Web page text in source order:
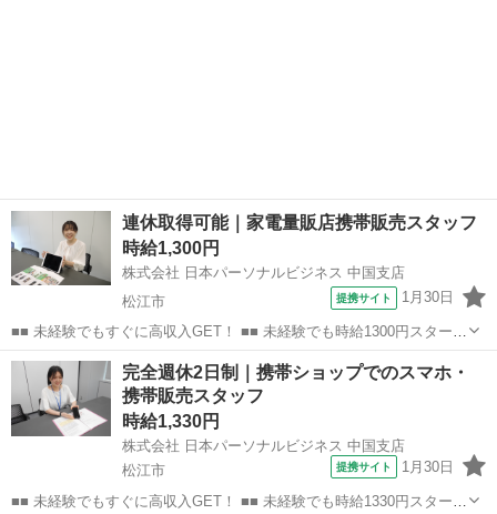
連休取得可能｜家電量販店携帯販売スタッフ
時給1,300円
株式会社 日本パーソナルビジネス 中国支店
松江市
提携サイト 1月30日
■■ 未経験でもすぐに高収入GET！ ■■ 未経験でも時給1300円スタート
なので、すぐに高収入!! 社員登用制度もあるので、ゆくゆくは社員に
なんてキャリアアップも目指せます!! ■■ 来社不要！カンタン電話登
録!! ■■...
島根 松江市 店長
完全週休2日制｜携帯ショップでのスマホ・
携帯販売スタッフ
時給1,330円
株式会社 日本パーソナルビジネス 中国支店
松江市
提携サイト 1月30日
■■ 未経験でもすぐに高収入GET！ ■■ 未経験でも時給1330円スタート